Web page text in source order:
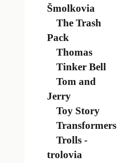
Šmolkovia
The Trash
Pack
Thomas
Tinker Bell
Tom and
Jerry
Toy Story
Transformers
Trolls -
trolovia